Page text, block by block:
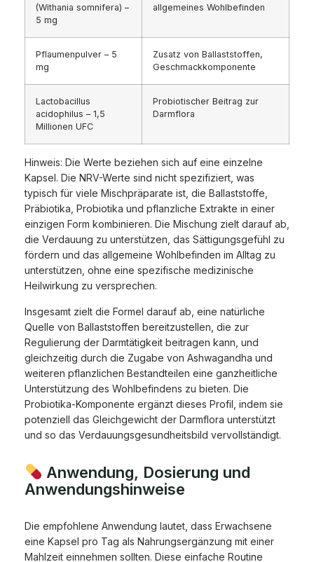
(Withania somnifera) –
5 mg
allgemeines Wohlbefinden
Pflaumenpulver – 5
mg
Zusatz von Ballaststoffen,
Geschmackkomponente
Lactobacillus
acidophilus – 1,5
Millionen UFC
Probiotischer Beitrag zur
Darmflora
Hinweis: Die Werte beziehen sich auf eine einzelne
Kapsel. Die NRV-Werte sind nicht spezifiziert, was
typisch für viele Mischpräparate ist, die Ballaststoffe,
Präbiotika, Probiotika und pflanzliche Extrakte in einer
einzigen Form kombinieren. Die Mischung zielt darauf ab,
die Verdauung zu unterstützen, das Sättigungsgefühl zu
fördern und das allgemeine Wohlbefinden im Alltag zu
unterstützen, ohne eine spezifische medizinische
Heilwirkung zu versprechen.
Insgesamt zielt die Formel darauf ab, eine natürliche
Quelle von Ballaststoffen bereitzustellen, die zur
Regulierung der Darmtätigkeit beitragen kann, und
gleichzeitig durch die Zugabe von Ashwagandha und
weiteren pflanzlichen Bestandteilen eine ganzheitliche
Unterstützung des Wohlbefindens zu bieten. Die
Probiotika-Komponente ergänzt dieses Profil, indem sie
potenziell das Gleichgewicht der Darmflora unterstützt
und so das Verdauungsgesundheitsbild vervollständigt.
Anwendung, Dosierung und
Anwendungshinweise
Die empfohlene Anwendung lautet, dass Erwachsene
eine Kapsel pro Tag als Nahrungsergänzung mit einer
Mahlzeit einnehmen sollten. Diese einfache Routine